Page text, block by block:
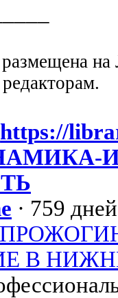
на
https://
· 759
В